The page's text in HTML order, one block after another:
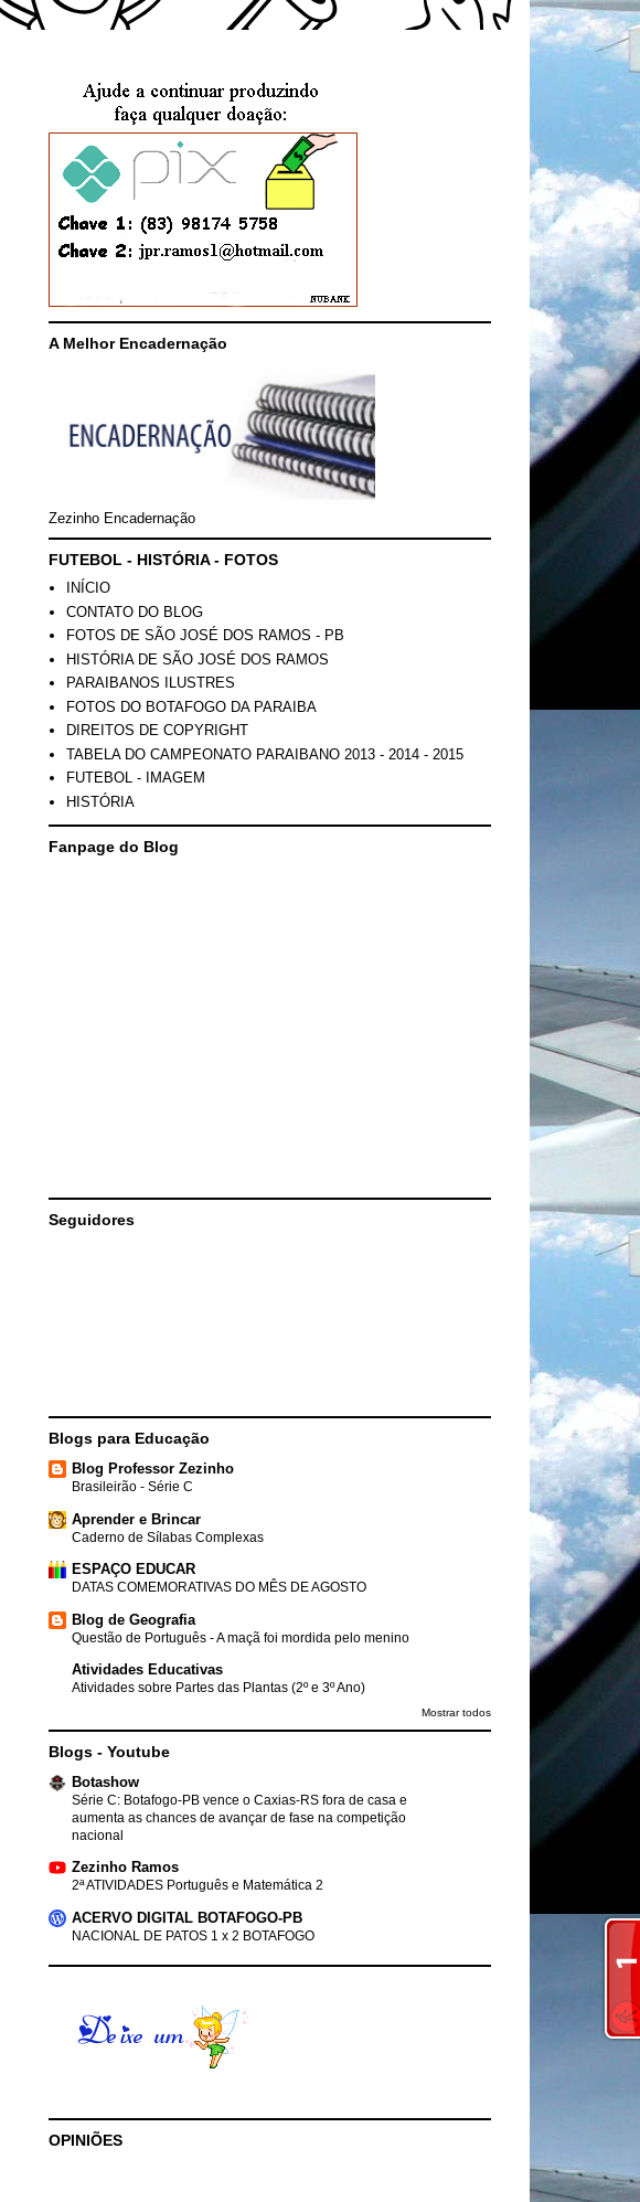
A Melhor Encadernação
Zezinho Encadernação
FUTEBOL - HISTÓRIA - FOTOS
INÍCIO
CONTATO DO BLOG
FOTOS DE SÃO JOSÉ DOS RAMOS - PB
HISTÓRIA DE SÃO JOSÉ DOS RAMOS
PARAIBANOS ILUSTRES
FOTOS DO BOTAFOGO DA PARAIBA
DIREITOS DE COPYRIGHT
TABELA DO CAMPEONATO PARAIBANO 2013 - 2014 - 2015
FUTEBOL - IMAGEM
HISTÓRIA
Fanpage do Blog
Seguidores
Blogs para Educação
Blog Professor Zezinho
Brasileirão - Série C
Aprender e Brincar
Caderno de Sílabas Complexas
ESPAÇO EDUCAR
DATAS COMEMORATIVAS DO MÊS DE AGOSTO
Blog de Geografia
Questão de Português - A maçã foi mordida pelo menino
Atividades Educativas
Atividades sobre Partes das Plantas (2º e 3º Ano)
Mostrar todos
Blogs - Youtube
Botashow
Série C: Botafogo-PB vence o Caxias-RS fora de casa e
aumenta as chances de avançar de fase na competição
nacional
Zezinho Ramos
2ª ATIVIDADES Português e Matemática 2
ACERVO DIGITAL BOTAFOGO-PB
NACIONAL DE PATOS 1 x 2 BOTAFOGO
OPINIÕES